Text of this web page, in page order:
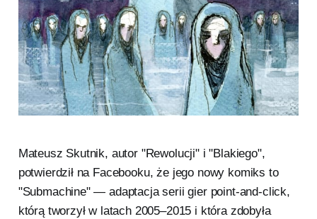
Mateusz Skutnik, autor "Rewolucji" i "Blakiego",
potwierdził na Facebooku, że jego nowy komiks to
"Submachine" — adaptacja serii gier point-and-click,
którą tworzył w latach 2005–2015 i która zdobyła